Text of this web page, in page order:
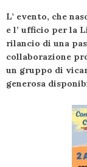
L’ evento, che
e l’ ufficio per la
rilancio di una
collaborazione
un gruppo di
generosa